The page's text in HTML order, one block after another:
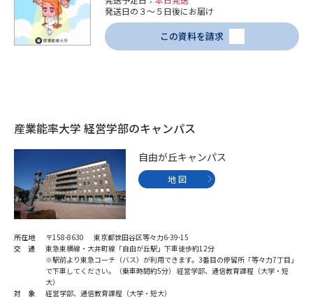
志望校・出願校を調べる
併願校選び 受験スケジュールを立てよう
学問発見 学問検索
大学で学びたい学問発見
学問のミニ講義「夢ナビ講義」 学問分野解説
発送日の３～５日後にお届け
この資料を請求
産業能率大学 経営学部のキャンパス
自由が丘キャンパス
地 図
所在地
〒158-8630 東京都世田谷区等々力6-39-15
交 通
東急東横線・大井町線「自由が丘駅」下車徒歩約12分
※駅前より東急コーチ（バス）が利用できます。3番目の停留所「等々力7丁目」
で下車してください。（乗車時間約5分） 経営学部、通信教育課程（大学・短
大）
対 象
経営学部、通信教育課程（大学・短大）